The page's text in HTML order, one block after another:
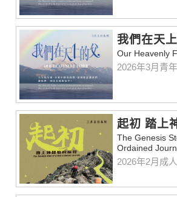
我們在天
Our Heavenly
2026年3月青年
起初 踏上
The Genesis
Ordained
2026年2月成人